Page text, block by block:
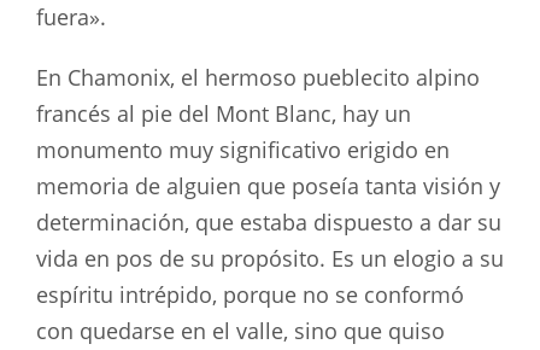
fuera».
En Chamonix, el hermoso pueblecito alpino
francés al pie del Mont Blanc, hay un
monumento muy significativo erigido en
memoria de alguien que poseía tanta visión y
determinación, que estaba dispuesto a dar su
vida en pos de su propósito. Es un elogio a su
espíritu intrépido, porque no se conformó
con quedarse en el valle, sino que quiso